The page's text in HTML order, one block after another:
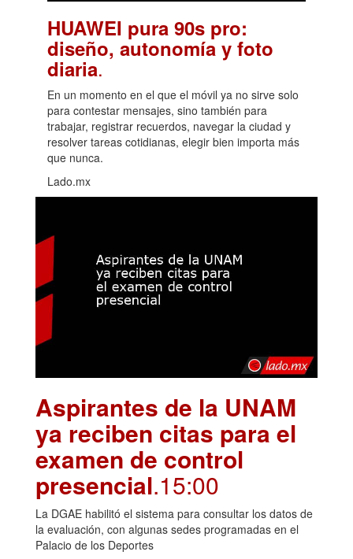
HUAWEI pura 90s pro:
diseño, autonomía y foto
diaria.
En un momento en el que el móvil ya no sirve solo
para contestar mensajes, sino también para
trabajar, registrar recuerdos, navegar la ciudad y
resolver tareas cotidianas, elegir bien importa más
que nunca.
Lado.mx
Aspirantes de la UNAM
ya reciben citas para el
examen de control
presencial.15:00
La DGAE habilitó el sistema para consultar los datos de
la evaluación, con algunas sedes programadas en el
Palacio de los Deportes